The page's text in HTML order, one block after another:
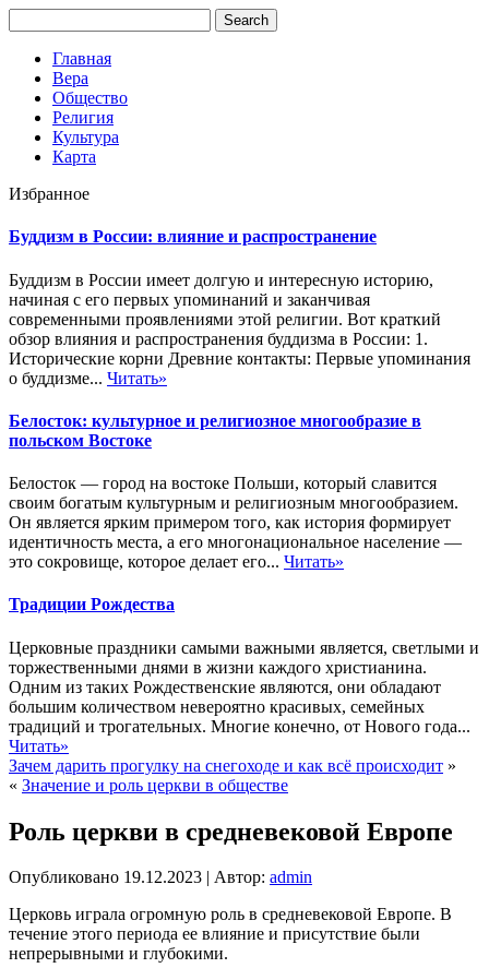
Главная
Вера
Общество
Религия
Культура
Карта
Избранное
Буддизм в России: влияние и распространение
Буддизм в России имеет долгую и интересную историю,
начиная с его первых упоминаний и заканчивая
современными проявлениями этой религии. Вот краткий
обзор влияния и распространения буддизма в России: 1.
Исторические корни Древние контакты: Первые упоминания
о буддизме... Читать»
Белосток: культурное и религиозное многообразие в
польском Востоке
Белосток — город на востоке Польши, который славится
своим богатым культурным и религиозным многообразием.
Он является ярким примером того, как история формирует
идентичность места, а его многонациональное население —
это сокровище, которое делает его... Читать»
Традиции Рождества
Церковные праздники самыми важными является, светлыми и
торжественными днями в жизни каждого христианина.
Одним из таких Рождественские являются, они обладают
большим количеством невероятно красивых, семейных
традиций и трогательных. Многие конечно, от Нового года...
Читать»
Зачем дарить прогулку на снегоходе и как всё происходит »
« Значение и роль церкви в обществе
Роль церкви в средневековой Европе
Опубликовано 19.12.2023 | Автор: admin
Церковь играла огромную роль в средневековой Европе. В
течение этого периода ее влияние и присутствие были
непрерывными и глубокими.